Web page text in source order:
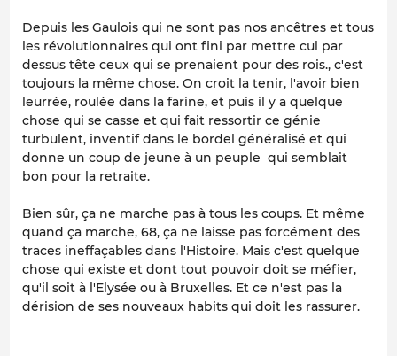
Depuis les Gaulois qui ne sont pas nos ancêtres et tous
les révolutionnaires qui ont fini par mettre cul par
dessus tête ceux qui se prenaient pour des rois., c'est
toujours la même chose. On croit la tenir, l'avoir bien
leurrée, roulée dans la farine, et puis il y a quelque
chose qui se casse et qui fait ressortir ce génie
turbulent, inventif dans le bordel généralisé et qui
donne un coup de jeune à un peuple qui semblait
bon pour la retraite.
Bien sûr, ça ne marche pas à tous les coups. Et même
quand ça marche, 68, ça ne laisse pas forcément des
traces ineffaçables dans l'Histoire. Mais c'est quelque
chose qui existe et dont tout pouvoir doit se méfier,
qu'il soit à l'Elysée ou à Bruxelles. Et ce n'est pas la
dérision de ses nouveaux habits qui doit les rassurer.